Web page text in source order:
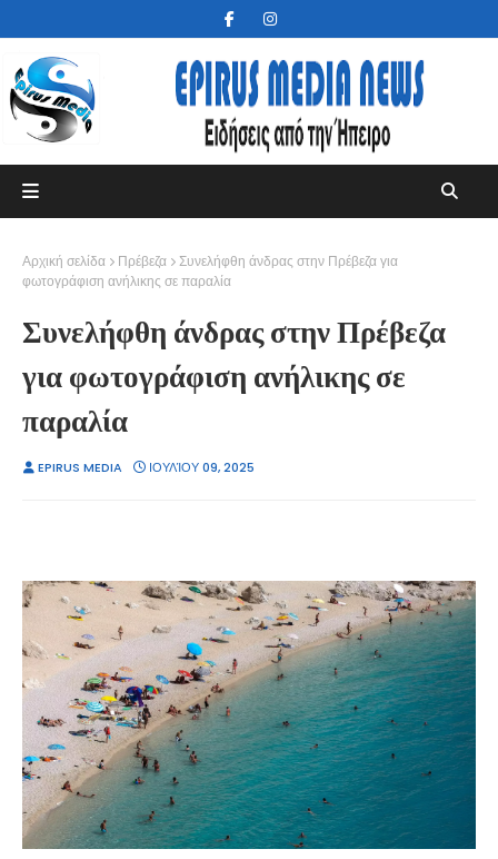
Αρχική σελίδα Πρέβεζα
Συνελήφθη άνδρας στην Πρέβεζα για
φωτογράφιση ανήλικης σε παραλία
Συνελήφθη άνδρας στην Πρέβεζα
για φωτογράφιση ανήλικης σε
παραλία
EPIRUS MEDIA ΙΟΥΛΊΟΥ 09, 2025